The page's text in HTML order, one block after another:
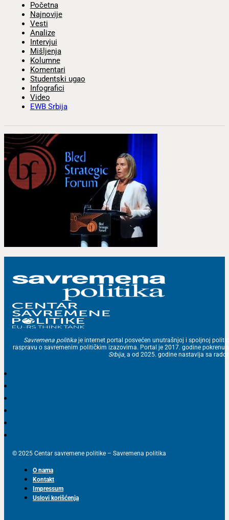
Početna
Najnovije
Vesti
Analize
Intervjui
Mišljenja
Kolumne
Komentari
Studentski ugao
Infografici
Video
EWB Srbija
Savremena politika je internet portal posvećen unutrašnjoj i spoljnoj
raspravu o savremenim političkim izazovima. Portal je 2017. godine
Srbija, a od 2025. godine nastavlja sa
© 2025 Centar savremene politike – Savremena politika
O nama
Kontakt
Impressum
Uslovi korišćenja